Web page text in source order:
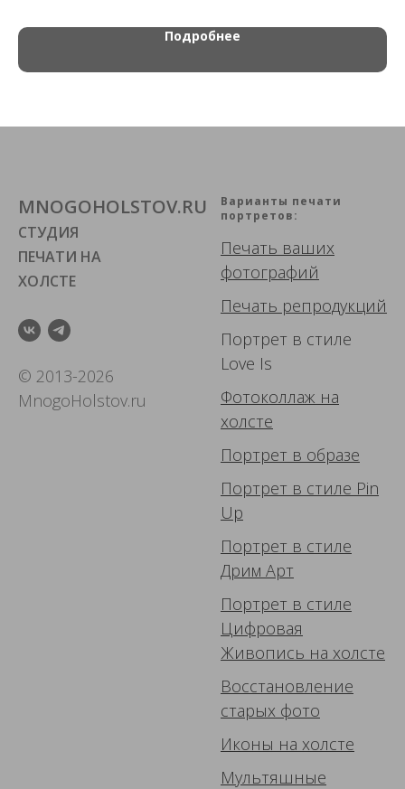
Подробнее
MNOGOHOLSTOV.RU
СТУДИЯ
ПЕЧАТИ НА
ХОЛСТЕ
© 2013-2026
MnogoHolstov.ru
Варианты печати
портретов:
Печать ваших
фотографий
Печать репродукций
Портрет в стиле
Love Is
Фотоколлаж на
холсте
Портрет в образе
Портрет в стиле Pin
Up
Портрет в стиле
Дрим Арт
Портрет в стиле
Цифровая
Живопись на холсте
Восстановление
старых фото
Иконы на холсте
Мультяшные